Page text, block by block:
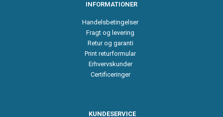
INFORMATIONER
Handelsbetingelser
Fragt og levering
Retur og garanti
Print returformular
Erhvervskunder
Certificeringer
KUNDESERVICE